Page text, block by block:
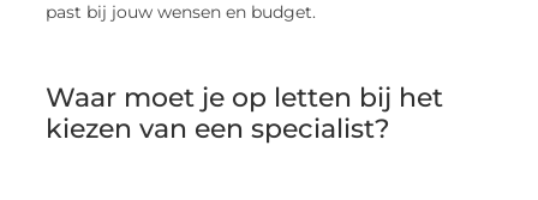
past bij jouw wensen en budget.
Waar moet je op letten bij het
kiezen van een specialist?